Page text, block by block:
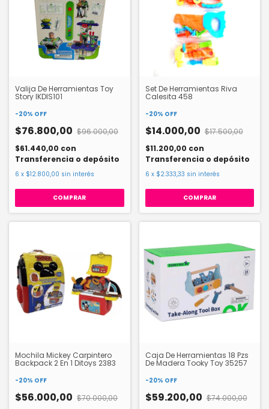
Valija De Herramientas Toy
Story IKDIS101
-20% OFF
$76.800,00 $96.000,00
$61.440,00 con
Transferencia o depósito
6 x $12.800,00 sin interés
Set De Herramientas Riva
Calesita 458
-20% OFF
$14.000,00 $17.500,00
$11.200,00 con
Transferencia o depósito
6 x $2.333,33 sin interés
Mochila Mickey Carpintero
Backpack 2 En 1 Ditoys 2383
-20% OFF
$56.000,00 $70.000,00
Caja De Herramientas 18 Pzs
De Madera Tooky Toy 35257
-20% OFF
$59.200,00 $74.000,00